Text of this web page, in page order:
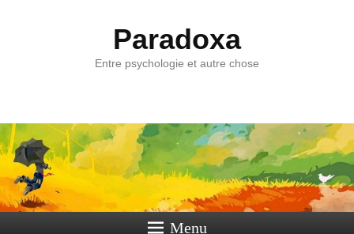
Paradoxa
Entre psychologie et autre chose
Menu